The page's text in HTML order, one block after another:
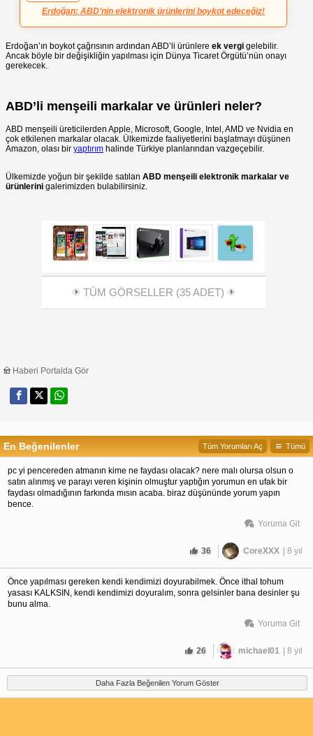
Erdoğan: ABD’nin elektronik ürünlerini boykot edeceğiz!
Erdoğan’ın boykot çağrısının ardından ABD’li ürünlere ek vergi gelebilir.
Ancak böyle bir değişikliğin yapılması için Dünya Ticaret Örgütü’nün onayı
gerekecek.
ABD’li menşeili markalar ve ürünleri neler?
ABD menşeili üreticilerden Apple, Microsoft, Google, Intel, AMD ve Nvidia en
çok etkilenen markalar olacak. Ülkemizde faaliyetlerini başlatmayı düşünen
Amazon, olası bir yaptırım halinde Türkiye planlarından vazgeçebilir.
Ülkemizde yoğun bir şekilde satılan ABD menşeili elektronik markalar ve
ürünlerini galerimizden bulabilirsiniz.
TÜM GÖRSELLER (35 ADET)
Haberi Portalda Gör
En Beğenilenler Tümü
Tüm Yorumları Aç
pc yi pencereden atmanın kime ne faydası olacak? nere malı olursa olsun o
satın alınmış ve parayı veren kişinin olmuştur yaptığın yorumun en ufak bir
faydası olmadığının farkında mısın acaba. biraz düşününde yorum yapın
bence.
Yoruma Git
36 CoreXXX | 8 yıl
Önce yapılması gereken kendi kendimizi doyurabilmek. Önce ithal tohum
yasası KALKSIN, kendi kendimizi doyuralım, sonra gelsinler bana desinler şu
bunu alma.
Yoruma Git
26 michael01 | 8 yıl
Daha Fazla Beğenilen Yorum Göster